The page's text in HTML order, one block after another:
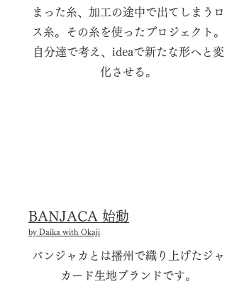
まった糸、加工の途中で出てしまうロ
ス糸。その糸を使ったプロジェクト。
​自分達で考え、ideaで新たな形へと変
化させる。
BANJACA 始動
​by Daika with Okaji
バンジャカとは播州で織り上げたジャ
カード生地ブランドです。